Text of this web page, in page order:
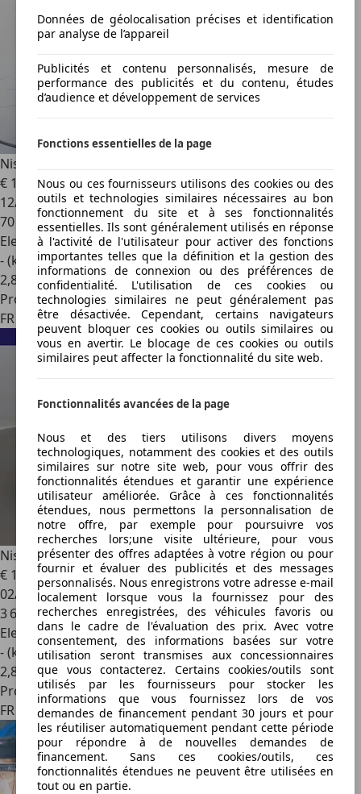
Nissan Leaf
€ 16 7991
12/2022
70 470 km
Electrique
- (kWh/100 km)
2,8
Professionnel
FR 21000
Nissan LeafElectrique 40kWh N-Connecta
€ 14 0001
02/2019
3 680 km
Electrique
- (kWh/100 km)
2,8
Professionnel
FR 10150
Données de géolocalisation précises et identification
par analyse de l’appareil
Publicités et contenu personnalisés, mesure de
performance des publicités et du contenu, études
d’audience et développement de services
Fonctions essentielles de la page
Nous ou ces fournisseurs utilisons des cookies ou des
outils et technologies similaires nécessaires au bon
fonctionnement du site et à ses fonctionnalités
essentielles. Ils sont généralement utilisés en réponse
à l'activité de l'utilisateur pour activer des fonctions
importantes telles que la définition et la gestion des
informations de connexion ou des préférences de
confidentialité. L'utilisation de ces cookies ou
technologies similaires ne peut généralement pas
être désactivée. Cependant, certains navigateurs
peuvent bloquer ces cookies ou outils similaires ou
vous en avertir. Le blocage de ces cookies ou outils
similaires peut affecter la fonctionnalité du site web.
Fonctionnalités avancées de la page
Nous et des tiers utilisons divers moyens
technologiques, notamment des cookies et des outils
similaires sur notre site web, pour vous offrir des
fonctionnalités étendues et garantir une expérience
utilisateur améliorée. Grâce à ces fonctionnalités
étendues, nous permettons la personnalisation de
notre offre, par exemple pour poursuivre vos
recherches lors;une visite ultérieure, pour vous
présenter des offres adaptées à votre région ou pour
fournir et évaluer des publicités et des messages
personnalisés. Nous enregistrons votre adresse e-mail
localement lorsque vous la fournissez pour des
recherches enregistrées, des véhicules favoris ou
dans le cadre de l'évaluation des prix. Avec votre
consentement, des informations basées sur votre
utilisation seront transmises aux concessionnaires
que vous contacterez. Certains cookies/outils sont
utilisés par les fournisseurs pour stocker les
informations que vous fournissez lors de vos
demandes de financement pendant 30 jours et pour
les réutiliser automatiquement pendant cette période
pour répondre à de nouvelles demandes de
financement. Sans ces cookies/outils, ces
fonctionnalités étendues ne peuvent être utilisées en
tout ou en partie.